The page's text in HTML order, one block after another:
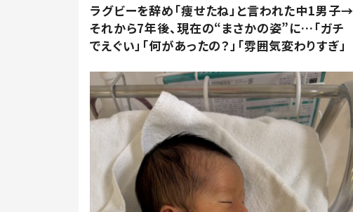
ラグビーを辞め「痩せたね」と言われた中1男子→
それから7年後、現在の“まさかの姿”に…「ガチ
でえぐい」「何があったの？」「雰囲気変わりすぎ」